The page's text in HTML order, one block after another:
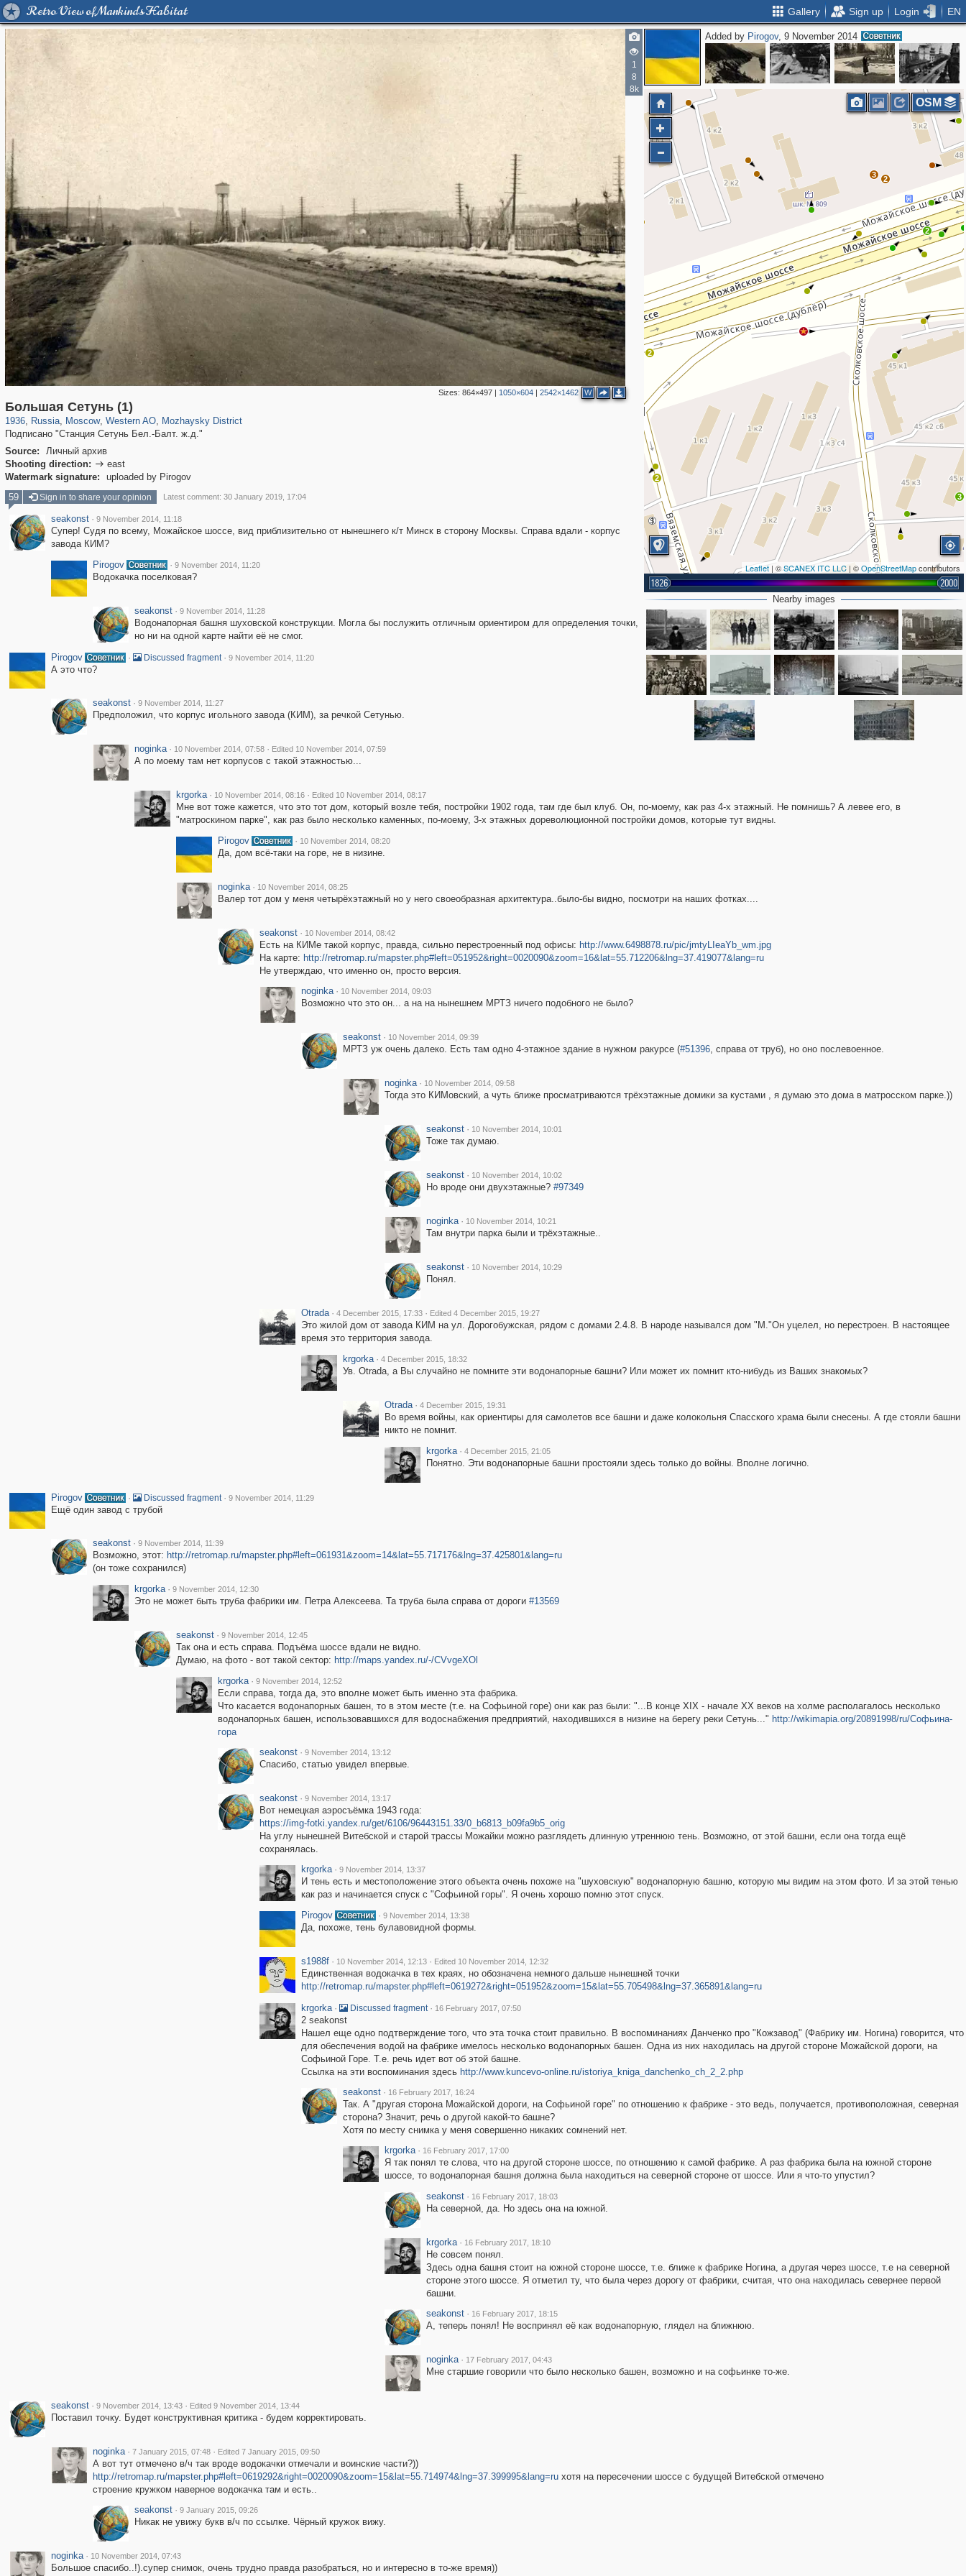
Retro View of Mankind's Habitat Gallery Sign up Login EN
1
8
8k
Sizes: 864×497| 1050×604| 2542×1462 W
Большая Сетунь (1)
1936, Russia
1,406,839 29,243
, Moscow
319,861 8,286
, Western AO
27,129 310
, Mozhaysky District
Подписано "Станция Сетунь Бел.-Балт. ж.д."
Source:
Личный архив
Shooting direction:  east
Watermark signature:
uploaded by Pirogov
Added by Pirogov, 9 November 2014
3
2
2
3
2
2
3
Leaflet | ©SCANEX ITC LLC | ©OpenStreetMapcontributors
1826 2000
OSM
Nearby images
59 Sign in to share your opinion Latest comment: 30 January 2019, 17:04
seakonst · 9 November 2014, 11:18
Супер! Судя по всему, Можайское шоссе, вид приблизительно от нынешнего к/т Минск в сторону Москвы. Справа вдали - корпус
завода КИМ?
Pirogov
· 9 November 2014, 11:20
Водокачка поселковая?
seakonst · 9 November 2014, 11:28
Водонапорная башня шуховской конструкции. Могла бы послужить отличным ориентиром для определения точки,
но ни на одной карте найти её не смог.
Pirogov
· Discussed fragment · 9 November 2014, 11:20
А это что?
seakonst · 9 November 2014, 11:27
Предположил, что корпус игольного завода (КИМ), за речкой Сетунью.
noginka · 10 November 2014, 07:58 · Edited 10 November 2014, 07:59
А по моему там нет корпусов с такой этажностью...
krgorka · 10 November 2014, 08:16 · Edited 10 November 2014, 08:17
Мне вот тоже кажется, что это тот дом, который возле тебя, постройки 1902 года, там где был клуб. Он, по-моему, как раз 4-х этажный. Не помнишь? А левее его, в
"матроскином парке", как раз было несколько каменных, по-моему, 3-х этажных дореволюционной постройки домов, которые тут видны.
Pirogov
· 10 November 2014, 08:20
Да, дом всё-таки на горе, не в низине.
noginka · 10 November 2014, 08:25
Валер тот дом у меня четырёхэтажный но у него своеобразная архитектура..было-бы видно, посмотри на наших фотках....
seakonst · 10 November 2014, 08:42
Есть на КИМе такой корпус, правда, сильно перестроенный под офисы: http://www.6498878.ru/pic/jmtyLIeaYb_wm.jpg
На карте: http://retromap.ru/mapster.php#left=051952&right=0020090&zoom=16&lat=55.712206&lng=37.419077&lang=ru
Не утверждаю, что именно он, просто версия.
noginka · 10 November 2014, 09:03
Возможно что это он... а на на нынешнем МРТЗ ничего подобного не было?
seakonst · 10 November 2014, 09:39
МРТЗ уж очень далеко. Есть там одно 4-этажное здание в нужном ракурсе (#51396, справа от труб), но оно послевоенное.
noginka · 10 November 2014, 09:58
Тогда это КИМовский, а чуть ближе просматриваются трёхэтажные домики за кустами , я думаю это дома в матросском парке.))
seakonst · 10 November 2014, 10:01
Тоже так думаю.
seakonst · 10 November 2014, 10:02
Но вроде они двухэтажные? #97349
noginka · 10 November 2014, 10:21
Там внутри парка были и трёхэтажные..
seakonst · 10 November 2014, 10:29
Понял.
Otrada · 4 December 2015, 17:33 · Edited 4 December 2015, 19:27
Это жилой дом от завода КИМ на ул. Дорогобужская, рядом с домами 2.4.8. В народе назывался дом "М."Он уцелел, но перестроен. В настоящее
время это территория завода.
krgorka · 4 December 2015, 18:32
Ув. Otrada, а Вы случайно не помните эти водонапорные башни? Или может их помнит кто-нибудь из Ваших знакомых?
Otrada · 4 December 2015, 19:31
Во время войны, как ориентиры для самолетов все башни и даже колокольня Спасского храма были снесены. А где стояли башни
никто не помнит.
krgorka · 4 December 2015, 21:05
Понятно. Эти водонапорные башни простояли здесь только до войны. Вполне логично.
Pirogov · Discussed fragment · 9 November 2014, 11:29
Ещё один завод с трубой
seakonst · 9 November 2014, 11:39
Возможно, этот: http://retromap.ru/mapster.php#left=061931&zoom=14&lat=55.717176&lng=37.425801&lang=ru
(он тоже сохранился)
krgorka · 9 November 2014, 12:30
Это не может быть труба фабрики им. Петра Алексеева. Та труба была справа от дороги #13569
seakonst · 9 November 2014, 12:45
Так она и есть справа. Подъёма шоссе вдали не видно.
Думаю, на фото - вот такой сектор: http://maps.yandex.ru/-/CVvgeXOl
krgorka · 9 November 2014, 12:52
Если справа, тогда да, это вполне может быть именно эта фабрика.
Что касается водонапорных башен, то в этом месте (т.е. на Софьиной горе) они как раз были: "...В конце XIX - начале XX веков на холме располагалось несколько
водонапорных башен, использовавшихся для водоснабжения предприятий, находившихся в низине на берегу реки Сетунь..." http://wikimapia.org/20891998/ru/Софьина-
гора
seakonst · 9 November 2014, 13:12
Спасибо, статью увидел впервые.
seakonst · 9 November 2014, 13:17
Вот немецкая аэросъёмка 1943 года:
https://img-fotki.yandex.ru/get/6106/96443151.33/0_b6813_b09fa9b5_orig
На углу нынешней Витебской и старой трассы Можайки можно разглядеть длинную утреннюю тень. Возможно, от этой башни, если она тогда ещё
сохранялась.
krgorka · 9 November 2014, 13:37
И тень есть и местоположение этого объекта очень похоже на "шуховскую" водонапорную башню, которую мы видим на этом фото. И за этой тенью
как раз и начинается спуск с "Софьиной горы". Я очень хорошо помню этот спуск.
Pirogov
· 9 November 2014, 13:38
Да, похоже, тень булавовидной формы.
s1988f · 10 November 2014, 12:13 · Edited 10 November 2014, 12:32
Единственная водокачка в тех краях, но обозначена немного дальше нынешней точки
http://retromap.ru/mapster.php#left=0619272&right=051952&zoom=15&lat=55.705498&lng=37.365891&lang=ru
krgorka · Discussed fragment · 16 February 2017, 07:50
2 seakonst
Нашел еще одно подтверждение того, что эта точка стоит правильно. В воспоминаниях Данченко про "Кожзавод" (Фабрику им. Ногина) говорится, что
для обеспечения водой на фабрике имелось несколько водонапорных башен. Одна из них находилась на другой стороне Можайской дороги, на
Софьиной Горе. Т.е. речь идет вот об этой башне.
Ссылка на эти воспоминания здесь http://www.kuncevo-online.ru/istoriya_kniga_danchenko_ch_2_2.php
seakonst · 16 February 2017, 16:24
Так. А "другая сторона Можайской дороги, на Софьиной горе" по отношению к фабрике - это ведь, получается, противоположная, северная
сторона? Значит, речь о другой какой-то башне?
Хотя по месту снимка у меня совершенно никаких сомнений нет.
krgorka · 16 February 2017, 17:00
Я так понял те слова, что на другой стороне шоссе, по отношению к самой фабрике. А раз фабрика была на южной стороне
шоссе, то водонапорная башня должна была находиться на северной стороне от шоссе. Или я что-то упустил?
seakonst · 16 February 2017, 18:03
На северной, да. Но здесь она на южной.
krgorka · 16 February 2017, 18:10
Не совсем понял.
Здесь одна башня стоит на южной стороне шоссе, т.е. ближе к фабрике Ногина, а другая через шоссе, т.е на северной
стороне этого шоссе. Я отметил ту, что была через дорогу от фабрики, считая, что она находилась севернее первой
башни.
seakonst · 16 February 2017, 18:15
А, теперь понял! Не воспринял её как водонапорную, глядел на ближнюю.
noginka · 17 February 2017, 04:43
Мне старшие говорили что было несколько башен, возможно и на софьинке то-же.
seakonst · 9 November 2014, 13:43 · Edited 9 November 2014, 13:44
Поставил точку. Будет конструктивная критика - будем корректировать.
noginka · 7 January 2015, 07:48 · Edited 7 January 2015, 09:50
А вот тут отмечено в/ч так вроде водокачки отмечали и воинские части?))
http://retromap.ru/mapster.php#left=0619292&right=0020090&zoom=15&lat=55.714974&lng=37.399995&lang=ruхотя на пересечении шоссе с будущей Витебской отмечено
строение кружком наверное водокачка там и есть..
seakonst · 9 January 2015, 09:26
Никак не увижу букв в/ч по ссылке. Чёрный кружок вижу.
noginka · 10 November 2014, 07:43
Большое спасибо..!).супер снимок, очень трудно правда разобраться, но и интересно в то-же время))